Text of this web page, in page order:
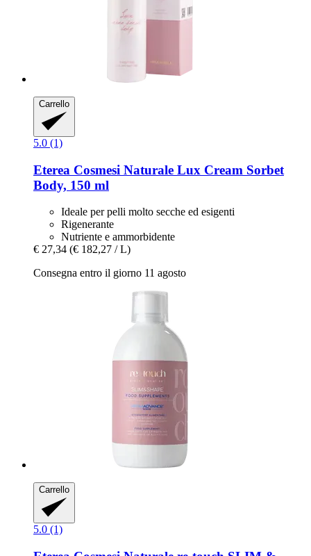
Carrello
5.0 (1)
Eterea Cosmesi Naturale Lux Cream Sorbet
Body, 150 ml
Ideale per pelli molto secche ed esigenti
Rigenerante
Nutriente e ammorbidente
€ 27,34 (€ 182,27 / L)
Consegna entro il giorno 11 agosto
Carrello
5.0 (1)